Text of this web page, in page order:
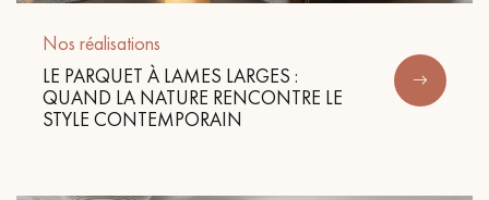
Obtenez un devis gratuit !
Nos réalisations
LE PARQUET À LAMES LARGES :
QUAND LA NATURE RENCONTRE LE
STYLE CONTEMPORAIN